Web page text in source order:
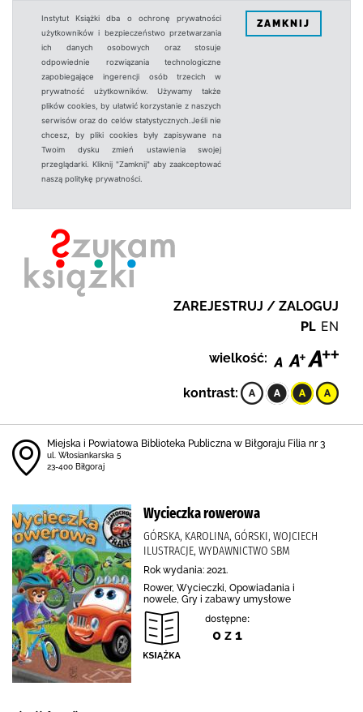
Instytut Książki dba o ochronę prywatności
użytkowników i bezpieczeństwo przetwarzania
ich danych osobowych oraz stosuje
odpowiednie rozwiązania technologiczne
zapobiegające ingerencji osób trzecich w
prywatność użytkowników. Używamy także
plików cookies, by ułatwić korzystanie z naszych
serwisów oraz do celów statystycznych.Jeśli nie
chcesz, by pliki cookies były zapisywane na
Twoim dysku zmień ustawienia swojej
przeglądarki. Kliknij "Zamknij" aby zaakceptować
naszą politykę prywatności.
ZAMKNIJ
ZAREJESTRUJ / ZALOGUJ
PL EN
wielkość:
kontrast:
Miejska i Powiatowa Biblioteka Publiczna w Biłgoraju Filia nr 3
ul. Włosiankarska 5
23-400 Biłgoraj
Wycieczka rowerowa
GÓRSKA, KAROLINA, GÓRSKI, WOJCIECH
ILUSTRACJE, WYDAWNICTWO SBM
Rok wydania: 2021.
Rower, Wycieczki, Opowiadania i
nowele, Gry i zabawy umysłowe
dostępne:
0 z 1